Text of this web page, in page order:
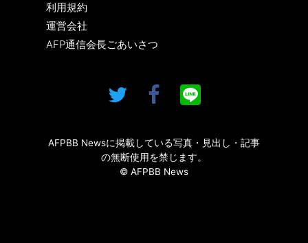
利用規約
運営会社
AFP通信会長ごあいさつ
AFPBB Newsに掲載している写真・見出し・記事
の無断使用を禁じます。
© AFPBB News